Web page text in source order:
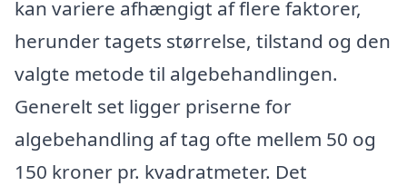
kan variere afhængigt af flere faktorer,
herunder tagets størrelse, tilstand og den
valgte metode til algebehandlingen.
Generelt set ligger priserne for
algebehandling af tag ofte mellem 50 og
150 kroner pr. kvadratmeter. Det